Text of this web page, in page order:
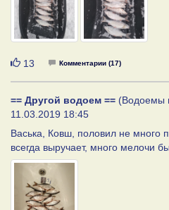
Нравится
13 Комментарии (17)
== Другой водоем == (Водоемы
11.03.2019 18:45
Васька, Ковш, половил не много
всегда выручает, много мелочи